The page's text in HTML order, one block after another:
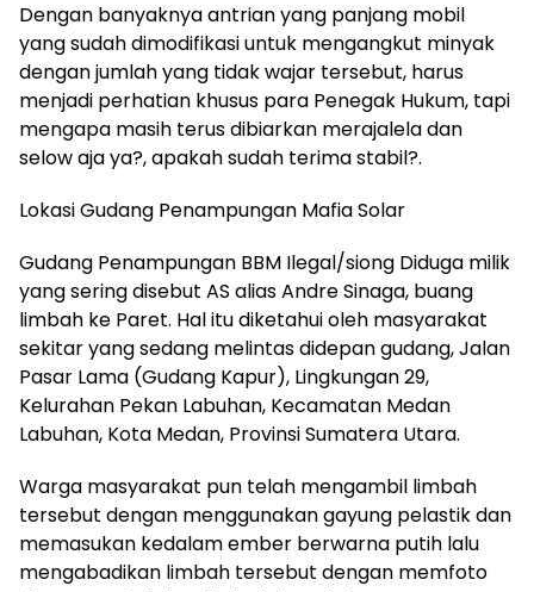
Dengan banyaknya antrian yang panjang mobil
yang sudah dimodifikasi untuk mengangkut minyak
dengan jumlah yang tidak wajar tersebut, harus
menjadi perhatian khusus para Penegak Hukum, tapi
mengapa masih terus dibiarkan merajalela dan
selow aja ya?, apakah sudah terima stabil?.
Lokasi Gudang Penampungan Mafia Solar
Gudang Penampungan BBM Ilegal/siong Diduga milik
yang sering disebut AS alias Andre Sinaga, buang
limbah ke Paret. Hal itu diketahui oleh masyarakat
sekitar yang sedang melintas didepan gudang, Jalan
Pasar Lama (Gudang Kapur), Lingkungan 29,
Kelurahan Pekan Labuhan, Kecamatan Medan
Labuhan, Kota Medan, Provinsi Sumatera Utara.
Warga masyarakat pun telah mengambil limbah
tersebut dengan menggunakan gayung pelastik dan
memasukan kedalam ember berwarna putih lalu
mengabadikan limbah tersebut dengan memfoto